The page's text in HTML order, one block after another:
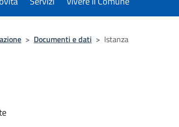
> Documenti e dati > Istanza